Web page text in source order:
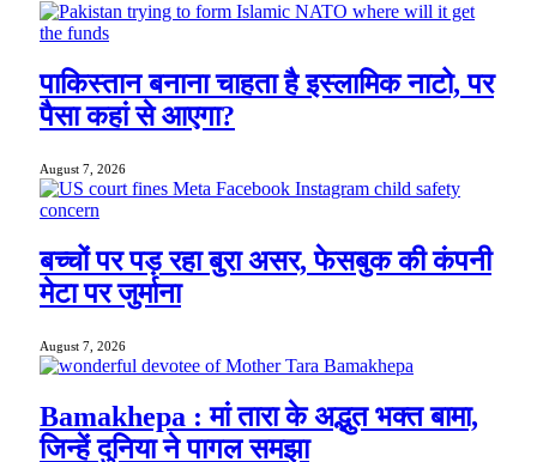
पाकिस्तान बनाना चाहता है इस्लामिक नाटो, पर
पैसा कहां से आएगा?
August 7, 2026
बच्चों पर पड़ रहा बुरा असर, फेसबुक की कंपनी
मेटा पर जुर्माना
August 7, 2026
Bamakhepa : मां तारा के अद्भुत भक्त बामा,
जिन्हें दुनिया ने पागल समझा